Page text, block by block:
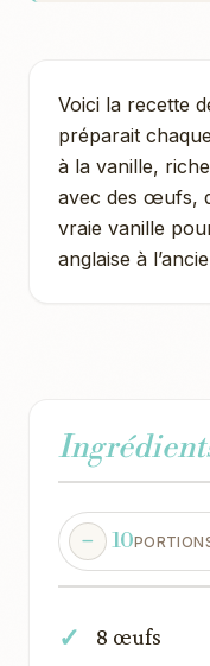
Voici la recette
préparait
à la vanille,
avec des œufs,
vraie vanille
anglaise à
10
8 œufs